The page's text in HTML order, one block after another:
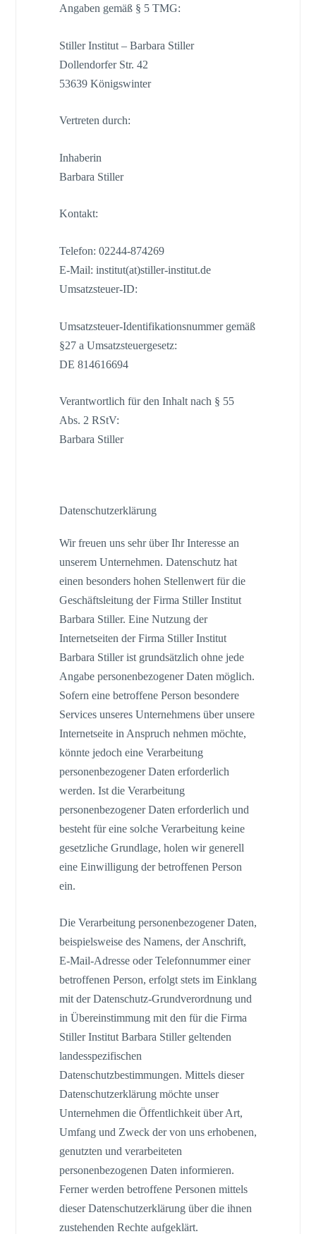
Angaben gemäß § 5 TMG:
Stiller Institut – Barbara Stiller
Dollendorfer Str. 42
53639 Königswinter
Vertreten durch:
Inhaberin
Barbara Stiller
Kontakt:
Telefon: 02244-874269
E-Mail: institut(at)stiller-institut.de
Umsatzsteuer-ID:
Umsatzsteuer-Identifikationsnummer gemäß
§27 a Umsatzsteuergesetz:
DE 814616694
Verantwortlich für den Inhalt nach § 55
Abs. 2 RStV:
Barbara Stiller
Datenschutzerklärung
Wir freuen uns sehr über Ihr Interesse an
unserem Unternehmen. Datenschutz hat
einen besonders hohen Stellenwert für die
Geschäftsleitung der Firma Stiller Institut
Barbara Stiller. Eine Nutzung der
Internetseiten der Firma Stiller Institut
Barbara Stiller ist grundsätzlich ohne jede
Angabe personenbezogener Daten möglich.
Sofern eine betroffene Person besondere
Services unseres Unternehmens über unsere
Internetseite in Anspruch nehmen möchte,
könnte jedoch eine Verarbeitung
personenbezogener Daten erforderlich
werden. Ist die Verarbeitung
personenbezogener Daten erforderlich und
besteht für eine solche Verarbeitung keine
gesetzliche Grundlage, holen wir generell
eine Einwilligung der betroffenen Person
ein.
Die Verarbeitung personenbezogener Daten,
beispielsweise des Namens, der Anschrift,
E-Mail-Adresse oder Telefonnummer einer
betroffenen Person, erfolgt stets im Einklang
mit der Datenschutz-Grundverordnung und
in Übereinstimmung mit den für die Firma
Stiller Institut Barbara Stiller geltenden
landesspezifischen
Datenschutzbestimmungen. Mittels dieser
Datenschutzerklärung möchte unser
Unternehmen die Öffentlichkeit über Art,
Umfang und Zweck der von uns erhobenen,
genutzten und verarbeiteten
personenbezogenen Daten informieren.
Ferner werden betroffene Personen mittels
dieser Datenschutzerklärung über die ihnen
zustehenden Rechte aufgeklärt.